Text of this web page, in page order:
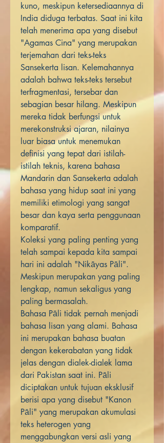
kuno, meskipun ketersediaannya di
India diduga terbatas. Saat ini kita
telah menerima apa yang disebut
"Agamas Cina" yang merupakan
terjemahan dari teks-teks
Sansekerta lisan. Kelemahannya
adalah bahwa teks-teks tersebut
terfragmentasi, tersebar dan
sebagian besar hilang. Meskipun
mereka tidak berfungsi untuk
merekonstruksi ajaran, nilainya
luar biasa untuk menemukan
definisi yang tepat dari istilah-
istilah teknis, karena bahasa
Mandarin dan Sansekerta adalah
bahasa yang hidup saat ini yang
memiliki etimologi yang sangat
besar dan kaya serta penggunaan
komparatif.
Koleksi yang paling penting yang
telah sampai kepada kita sampai
hari ini adalah "Nikāyas Pāli".
Meskipun merupakan yang paling
lengkap, namun sekaligus yang
paling bermasalah.
Bahasa Pāli tidak pernah menjadi
bahasa lisan yang alami. Bahasa
ini merupakan bahasa buatan
dengan kekerabatan yang tidak
jelas dengan dialek-dialek lama
dari Pakistan saat ini. Pāli
diciptakan untuk tujuan eksklusif
berisi apa yang disebut "Kanon
Pāli" yang merupakan akumulasi
teks heterogen yang
menggabungkan versi asli yang